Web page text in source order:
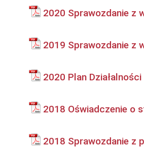
2020 Sprawozdanie z
2019 Sprawozdanie z
2020 Plan Działalności
2018 Oświadczenie o
2018 Sprawozdanie z